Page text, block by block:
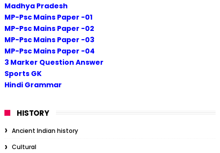
Madhya Pradesh
MP-Psc Mains Paper -01
MP-Psc Mains Paper -02
MP-Psc Mains Paper -03
MP-Psc Mains Paper -04
3 Marker Question Answer
Sports GK
Hindi Grammar
HISTORY
Ancient Indian history
Cultural